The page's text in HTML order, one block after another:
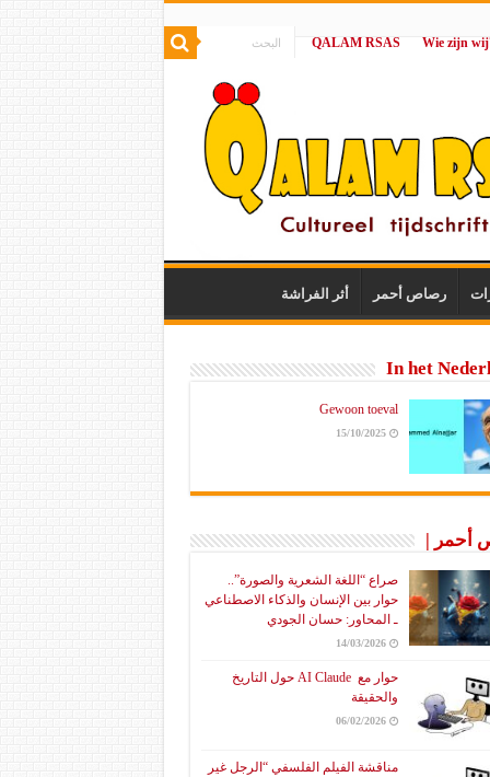
|
QALAM RSAS
رصاص أحمر أثر الفراشة
In het
Gewoon toeval
15/10/2025
أحمر |
صراع “اللغة الشعرية والصورة”..
حوار بين الإنسان والذكاء الاصطناعي
ـ المحاور: حسان الجودي
14/03/2026
حوار مع AI Claude حول التاريخ
والحقيقة
06/02/2026
مناقشة الفيلم الفلسفي “الرجل غير